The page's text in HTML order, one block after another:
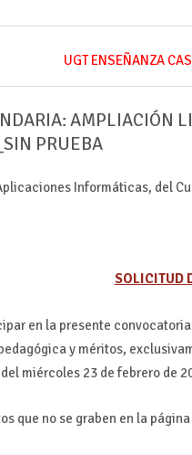
UGT ENSEÑANZA
AMPLIACIÓN
PRUEBA
Informáticas, del
SOLICITUD
en la presente
y méritos,
miércoles 23 de febrero de
que no se graben en la